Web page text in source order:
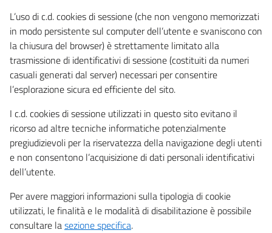
L’uso di c.d. cookies di sessione (che non vengono memorizzati
in modo persistente sul computer dell’utente e svaniscono con
la chiusura del browser) è strettamente limitato alla
trasmissione di identificativi di sessione (costituiti da numeri
casuali generati dal server) necessari per consentire
l’esplorazione sicura ed efficiente del sito.
I c.d. cookies di sessione utilizzati in questo sito evitano il
ricorso ad altre tecniche informatiche potenzialmente
pregiudizievoli per la riservatezza della navigazione degli utenti
e non consentono l’acquisizione di dati personali identificativi
dell’utente.
Per avere maggiori informazioni sulla tipologia di cookie
utilizzati, le finalità e le modalità di disabilitazione è possibile
consultare lasezione specifica.